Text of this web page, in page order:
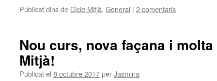
Publicat dins deCicle Mitjà, General | 2 comentaris
Nou curs, nova façana i
Mitjà!
Publicat el 8 octubre 2017perJasmina